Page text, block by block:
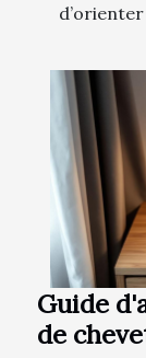
Guide
de